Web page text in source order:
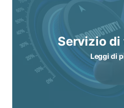
Servizio di
Leggi di